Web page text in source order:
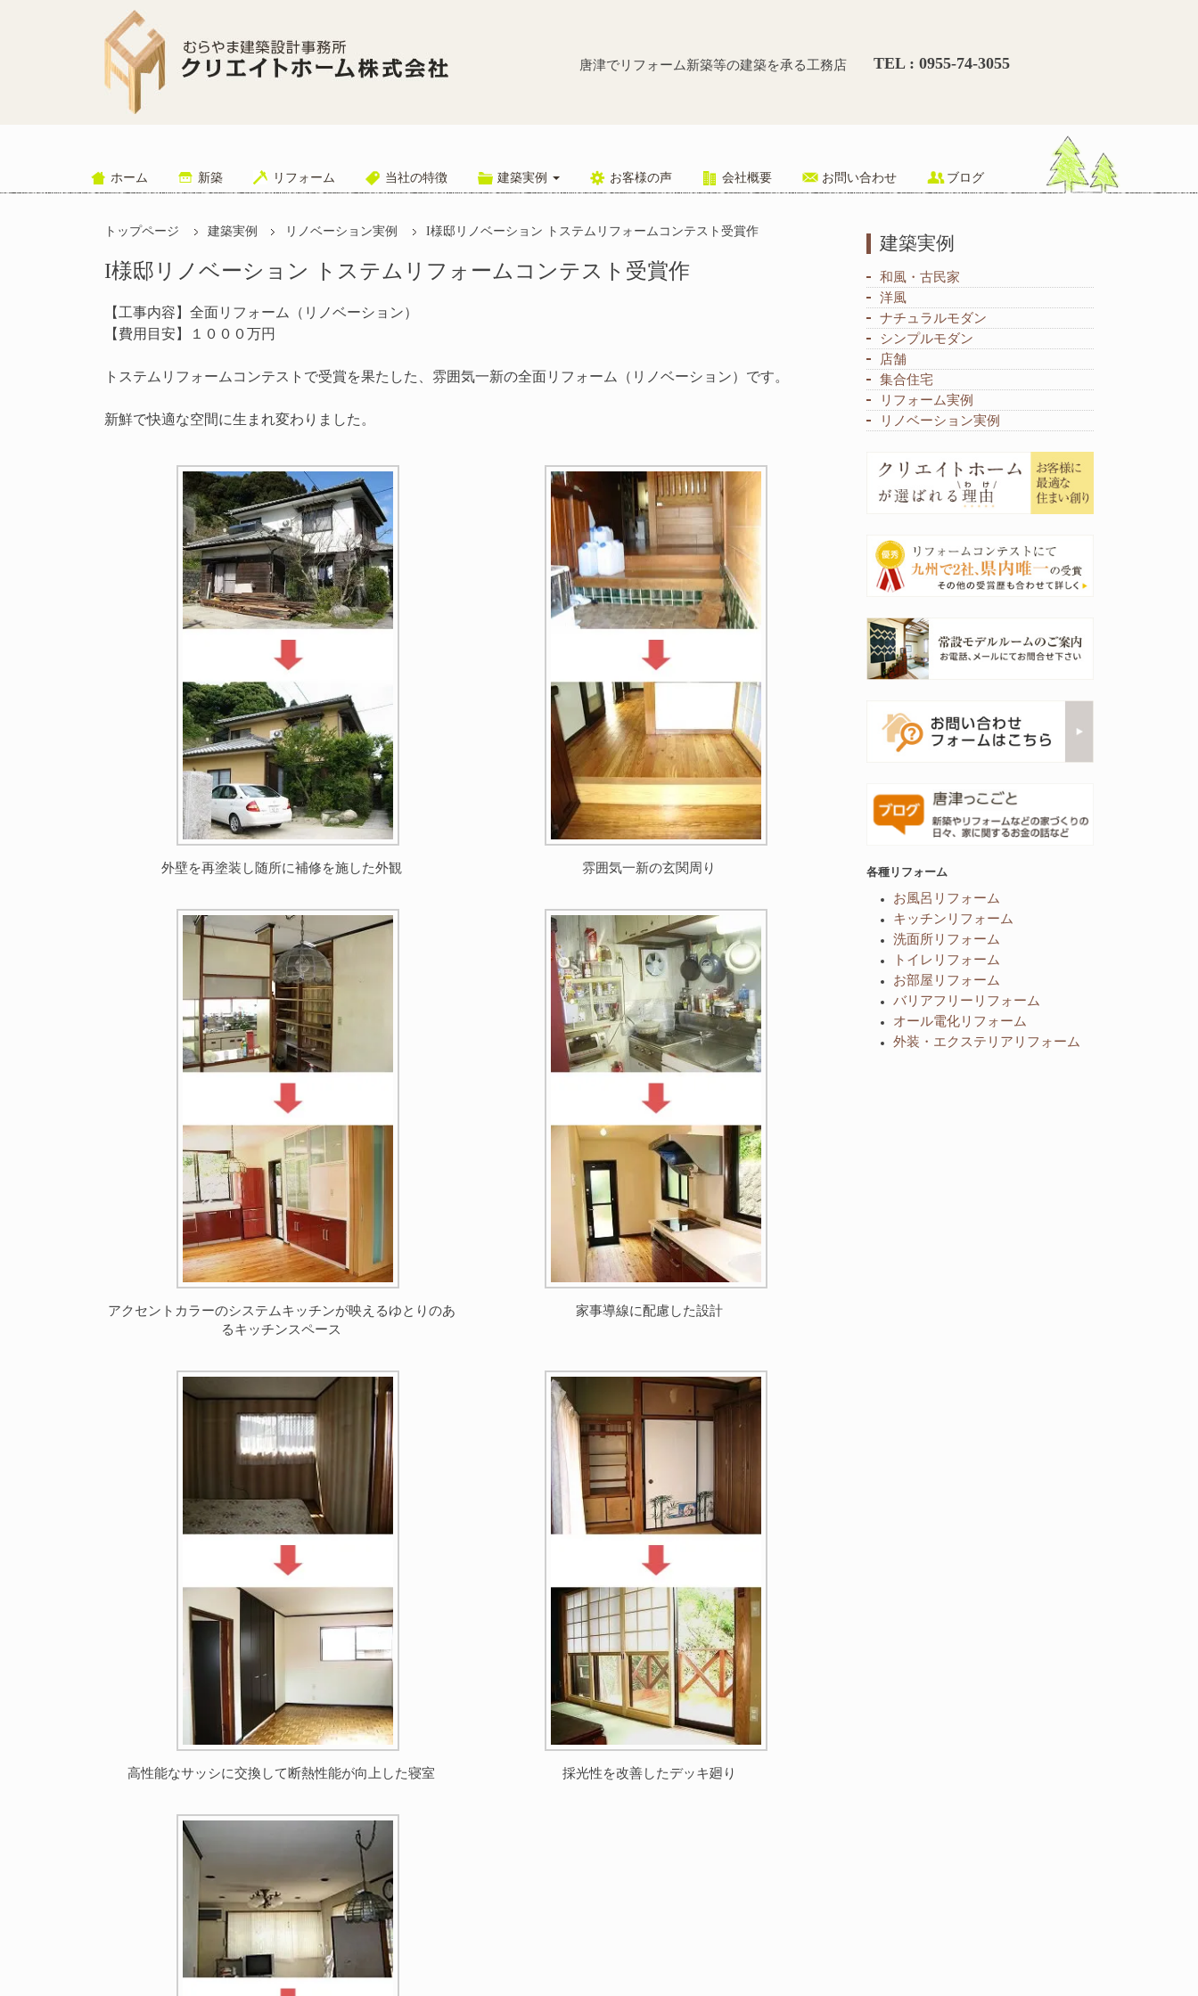
唐津でリフォーム新築等の建築を承る工務店 TEL : 0955-74-3055
ホーム 新築 リフォーム 当社の特徴 建築実例 お客様の声 会社概要 お問い合わせ ブログ
トップページ 建築実例 リノベーション実例 I様邸リノベーション トステムリフォームコンテスト受賞作
I様邸リノベーション トステムリフォームコンテスト受賞作
【工事内容】全面リフォーム（リノベーション）
【費用目安】１０００万円
トステムリフォームコンテストで受賞を果たした、雰囲気一新の全面リフォーム（リノベーション）です。
新鮮で快適な空間に生まれ変わりました。
外壁を再塗装し随所に補修を施した外観 雰囲気一新の玄関周り
アクセントカラーのシステムキッチンが映えるゆとりのあ
るキッチンスペース
家事導線に配慮した設計
高性能なサッシに交換して断熱性能が向上した寝室 採光性を改善したデッキ廻り
建築実例
和風・古民家
洋風
ナチュラルモダン
シンプルモダン
店舗
集合住宅
リフォーム実例
リノベーション実例
各種リフォーム
お風呂リフォーム
キッチンリフォーム
洗面所リフォーム
トイレリフォーム
お部屋リフォーム
バリアフリーリフォーム
オール電化リフォーム
外装・エクステリアリフォーム